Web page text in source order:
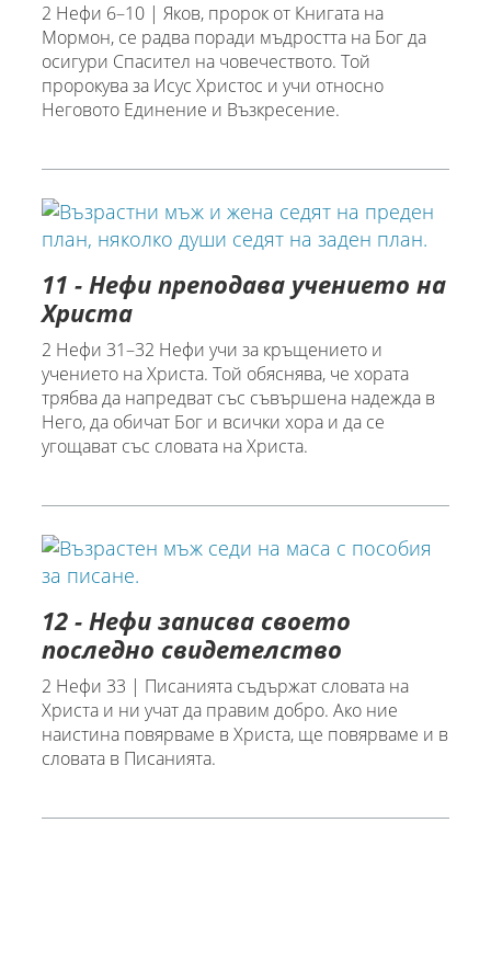
2 Нефи 6–10 | Яков, пророк от Книгата на
Мормон, се радва поради мъдростта на Бог да
осигури Спасител на човечеството. Той
пророкува за Исус Христос и учи относно
Неговото Единение и Възкресение.
11 - Нефи преподава учението на
Христа
2 Нефи 31–32 Нефи учи за кръщението и
учението на Христа. Той обяснява, че хората
трябва да напредват със съвършена надежда в
Него, да обичат Бог и всички хора и да се
угощават със словата на Христа.
12 - Нефи записва своето
последно свидетелство
2 Нефи 33 | Писанията съдържат словата на
Христа и ни учат да правим добро. Ако ние
наистина повярваме в Христа, ще повярваме и в
словата в Писанията.